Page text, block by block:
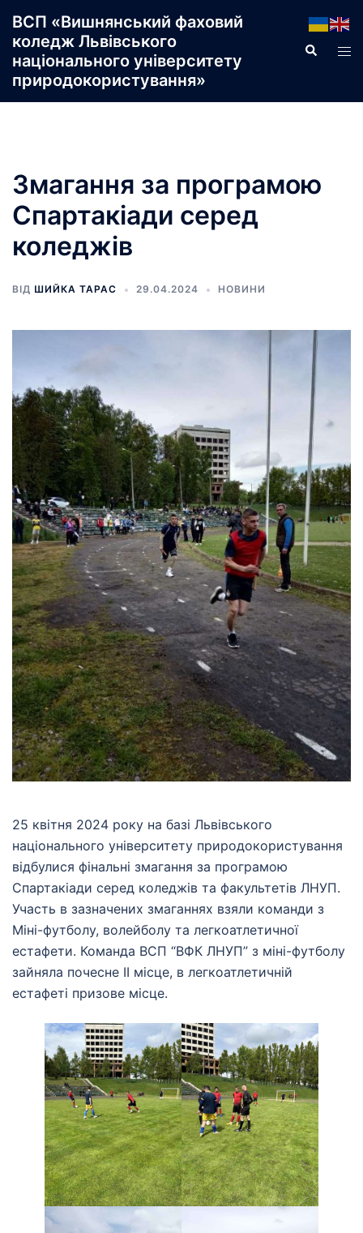
до
вмісту
ВСП «Вишнянський фаховий
коледж Львівського
національного університету
природокористування»
Пошук
Змагання за програмою
Спартакіади серед
коледжів
ВІД ШИЙКА ТАРАС 29.04.2024 НОВИНИ
25 квітня 2024 року на базі Львівського
національного університету природокористування
відбулися фінальні змагання за програмою
Спартакіади серед коледжів та факультетів ЛНУП.
Участь в зазначених змаганнях взяли команди з
Міні-футболу, волейболу та легкоатлетичної
естафети. Команда ВСП “ВФК ЛНУП” з міні-футболу
зайняла почесне ІІ місце, в легкоатлетичній
естафеті призове місце.